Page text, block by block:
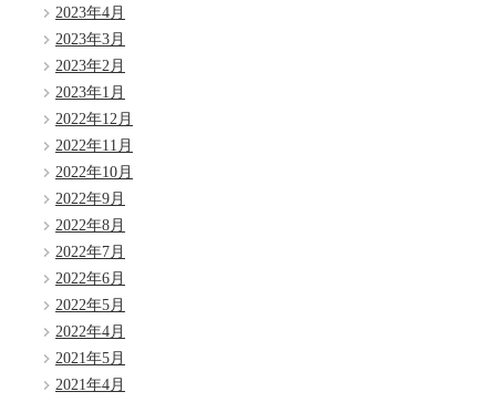
2023年4月
2023年3月
2023年2月
2023年1月
2022年12月
2022年11月
2022年10月
2022年9月
2022年8月
2022年7月
2022年6月
2022年5月
2022年4月
2021年5月
2021年4月